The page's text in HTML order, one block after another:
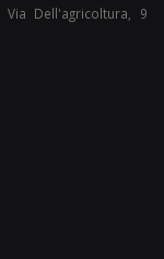
Via Dell'agricoltura, 9